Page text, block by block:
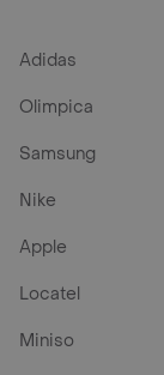
Adidas
Olimpica
Samsung
Nike
Apple
Locatel
Miniso